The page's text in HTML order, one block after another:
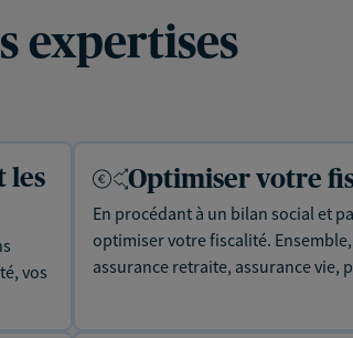
expertises
les
vos
Optimiser votre
En procédant à un bilan social et
optimiser votre fiscalité.
assurance retraite, assurance vie,